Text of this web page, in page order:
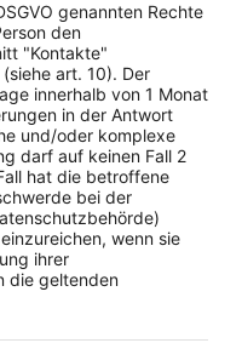
genannten Rechte
den
"Kontakte"
art. 10). Der
innerhalb von 1 Monat
in der Antwort
und/oder komplexe
darf auf keinen Fall 2
hat die betroffene
bei der
wenn sie
ihrer
die geltenden